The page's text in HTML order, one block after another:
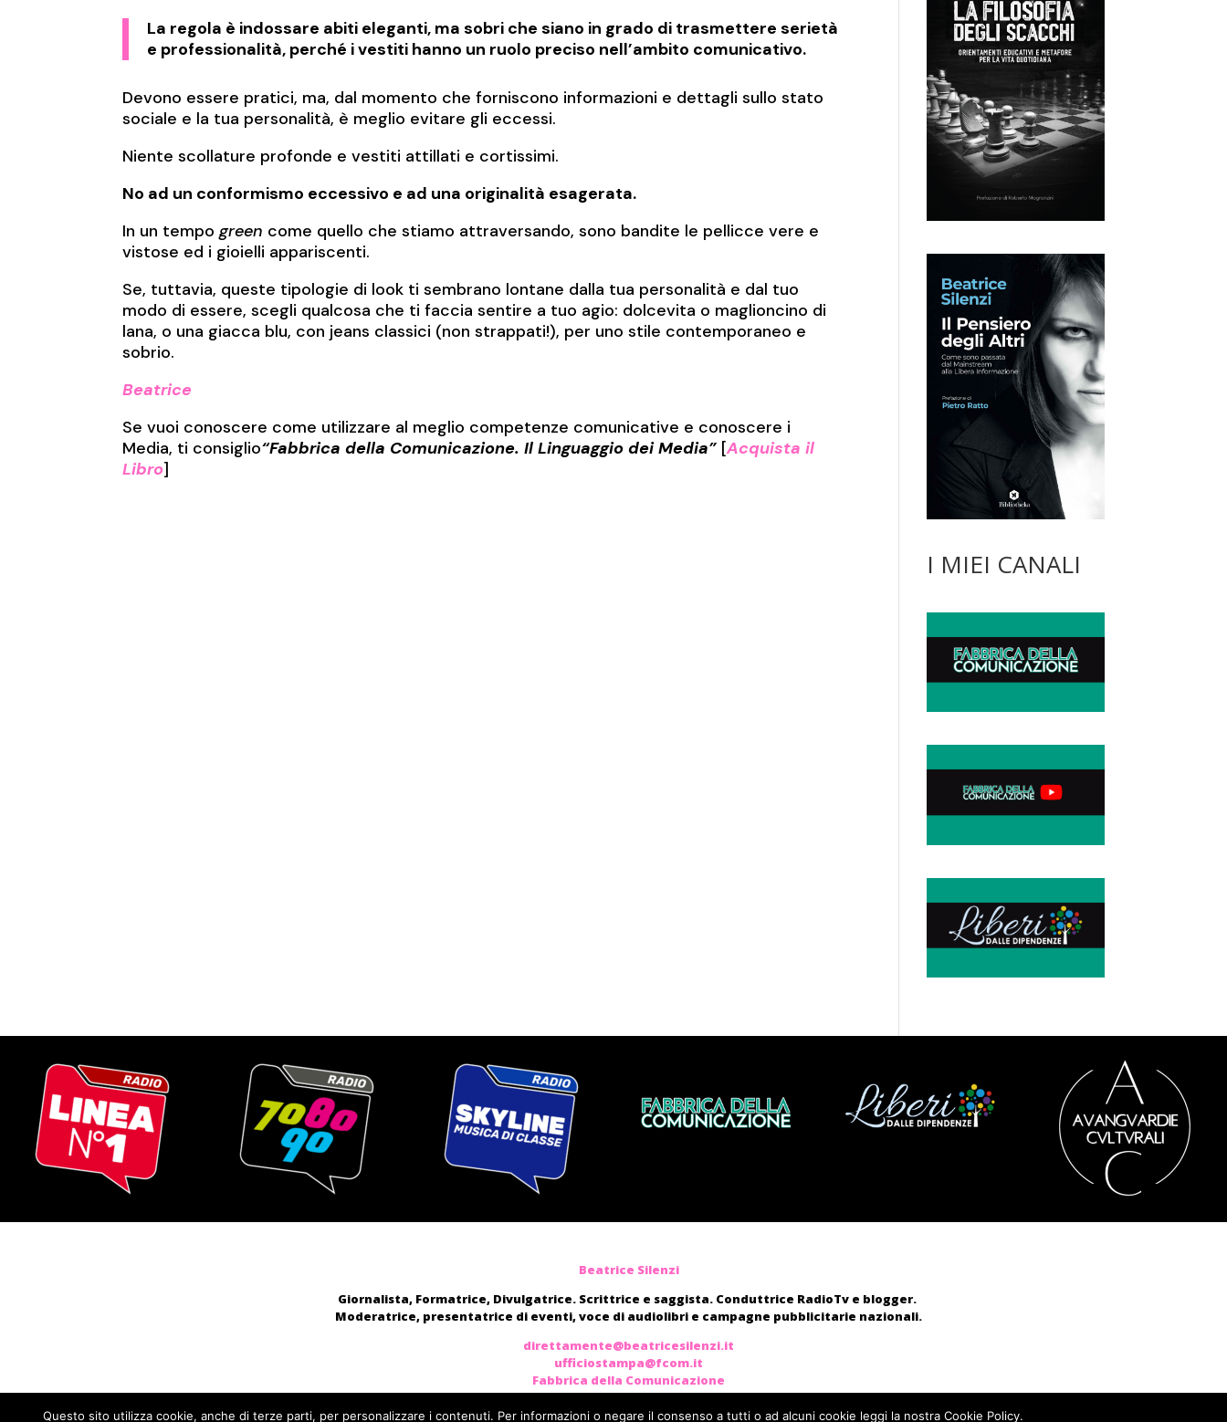
La regola è indossare abiti eleganti, ma sobri che siano in grado di trasmettere serietà
e professionalità, perché i vestiti hanno un ruolo preciso nell’ambito comunicativo.
Devono essere pratici, ma, dal momento che forniscono informazioni e dettagli sullo stato
sociale e la tua personalità, è meglio evitare gli eccessi.
Niente scollature profonde e vestiti attillati e cortissimi.
No ad un conformismo eccessivo e ad una originalità esagerata.
In un tempogreen come quello che stiamo attraversando, sono bandite le pellicce vere e
vistose ed i gioielli appariscenti.
Se, tuttavia, queste tipologie di look ti sembrano lontane dalla tua personalità e dal tuo
modo di essere, scegli qualcosa che ti faccia sentire a tuo agio: dolcevita o maglioncino di
lana, o una giacca blu, con jeans classici (non strappati!), per uno stile contemporaneo e
sobrio.
Beatrice
Se vuoi conoscere come utilizzare al meglio competenze comunicative e conoscere i
Media, ti consiglio“Fabbrica della Comunicazione. Il Linguaggio dei Media” [Acquista il
Libro]
I MIEI CANALI
Beatrice Silenzi
Giornalista, Formatrice, Divulgatrice. Scrittrice e saggista. Conduttrice RadioTv e blogger.
Moderatrice, presentatrice di eventi, voce di audiolibri e campagne pubblicitarie nazionali.
direttamente@beatricesilenzi.it
ufficiostampa@fcom.it
Fabbrica della Comunicazione
Questo sito utilizza cookie, anche di terze parti, per personalizzare i contenuti. Per informazioni o negare il consenso a tutti o ad alcuni cookie leggi la nostra Cookie Policy.